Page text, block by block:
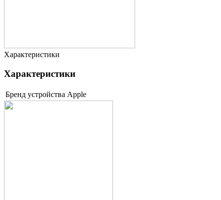
Характеристики
Характеристики
Бренд устройства Apple